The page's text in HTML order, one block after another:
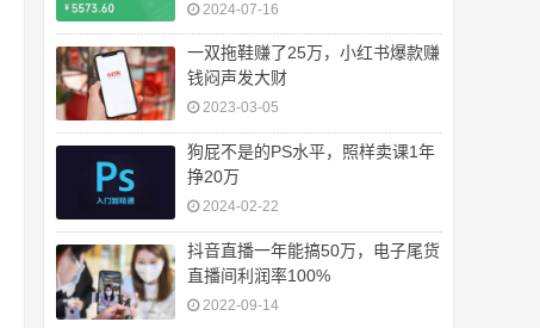
2024-07-16
一双拖鞋赚了25万，小红书爆款赚
钱闷声发大财
2023-03-05
狗屁不是的PS水平，照样卖课1年
挣20万
2024-02-22
抖音直播一年能搞50万，电子尾货
直播间利润率100%
2022-09-14